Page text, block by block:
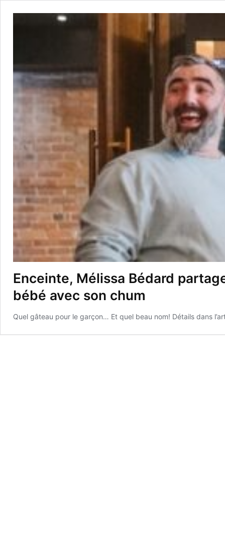
Enceinte, Mélissa Bédard
bébé avec son chum
Quel gâteau pour le garçon… Et quel beau nom! Détails dans